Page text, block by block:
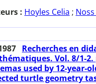
: Hoyles Celia ;
Recherches en
Vol. 8/1-2.
used by 12-year-
turtle geometry